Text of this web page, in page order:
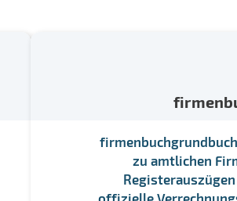
zu amtlichen
offizielle